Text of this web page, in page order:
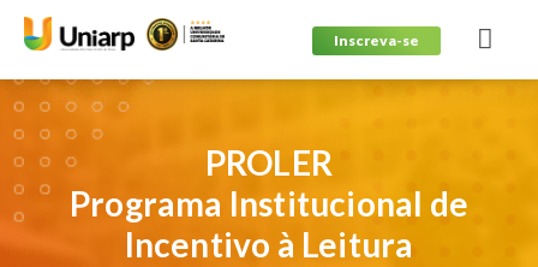
Inscreva-se
PROLER
Programa Institucional de
Incentivo à Leitura